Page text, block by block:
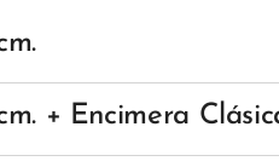
+ Encimera